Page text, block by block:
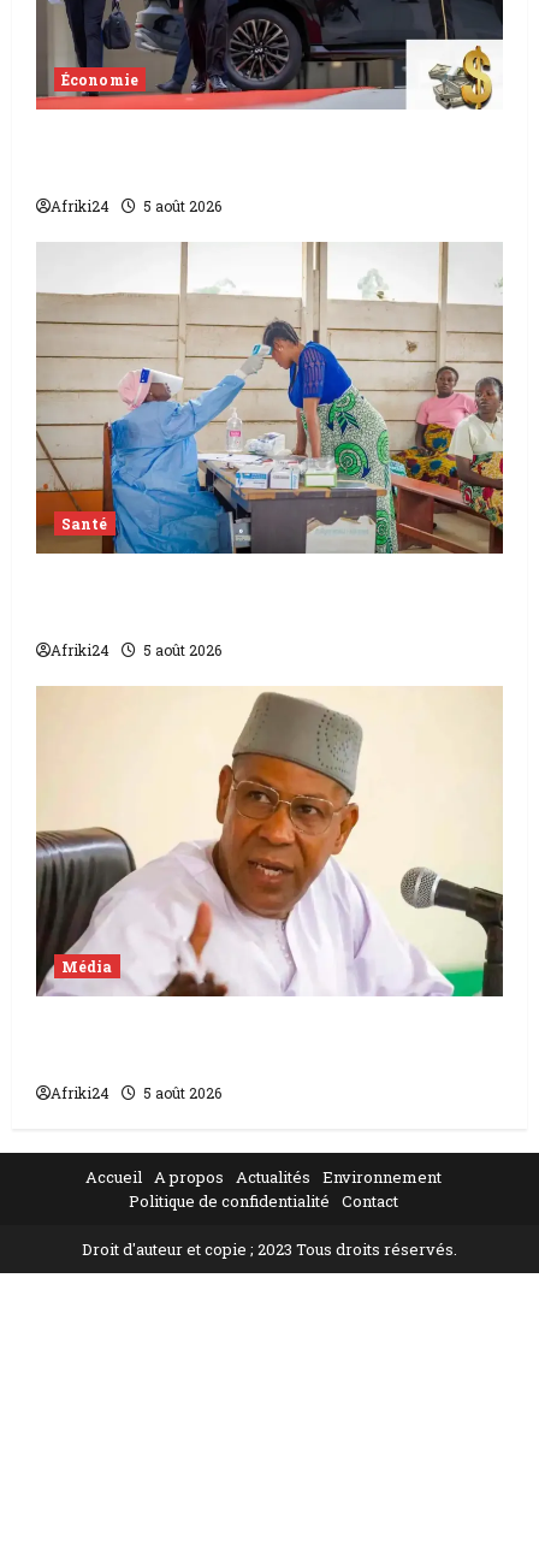
Économie
Afriki24 5 août 2026
Santé
Afriki24 5 août 2026
Média
Afriki24 5 août 2026
Accueil A propos Actualités
Environnement
Politique de confidentialité
Contact
Droit d'auteur et copie ; 2023 Tous droits réservés.